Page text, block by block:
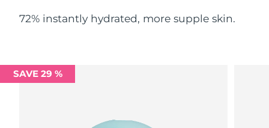
72% instantly hydrated, more supple skin.
SAVE 29 %
Riunione
Russia
Consegna stimata